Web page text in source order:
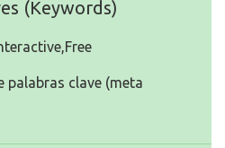
(Keywords)
palabras clave (meta